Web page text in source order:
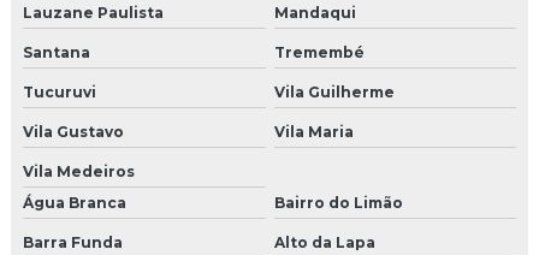
Manutenção de elevador em são paulo
Manutenção de elevador social
Manutenção de elevadores empresas
Manutenção de elevadores preço
Manutenção de elevadores prediais
Lauzane Paulista Mandaqui
Santana Tremembé
Tucuruvi Vila Guilherme
Vila Gustavo Vila Maria
Vila Medeiros
Água Branca
Bairro do Limão
Barra Funda Alto da Lapa